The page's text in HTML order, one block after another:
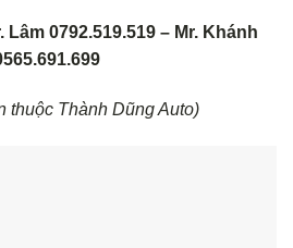
0792.519.519 – Mr. Khánh
thuộc Thành Dũng Auto)